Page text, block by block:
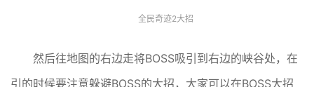
全民奇迹2大招
然后往地图的右边走将BOSS吸引到右边的峡谷处，在
引的时候要注意躲避BOSS的大招，大家可以在BOSS大招